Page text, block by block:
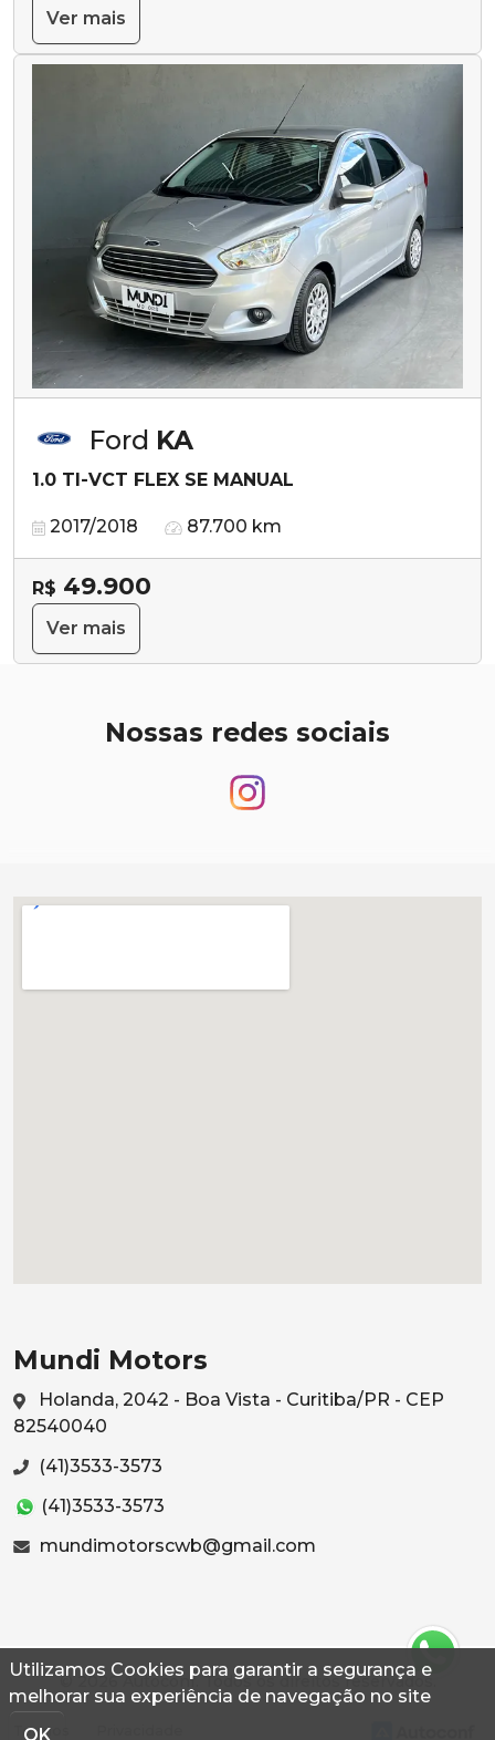
Utilizamos Cookies para garantir a segurança e
melhorar sua experiência de navegação no site
OK
Ver mais
Ford KA
1.0 TI-VCT FLEX SE MANUAL
2017/2018 87.700 km
R$ 49.900
Ver mais
Nossas redes sociais
Mundi Motors
Holanda, 2042 - Boa Vista - Curitiba/PR - CEP
82540040
(41)3533-3573
(41)3533-3573
mundimotorscwb@gmail.com
© 2026 Autoconf. Todos os direitos reservados.
Termos